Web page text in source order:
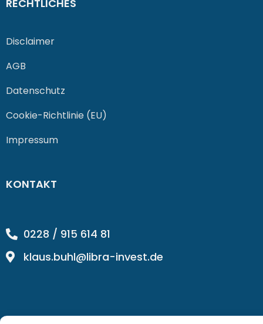
RECHTLICHES
Disclaimer
AGB
Datenschutz
Cookie-Richtlinie (EU)
Impressum
KONTAKT
0228 / 915 614 81
klaus.buhl@libra-invest.de